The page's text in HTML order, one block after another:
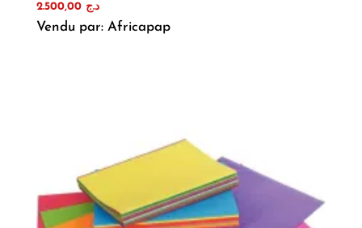
د.ج 2.500,00
Vendu par: Africapap